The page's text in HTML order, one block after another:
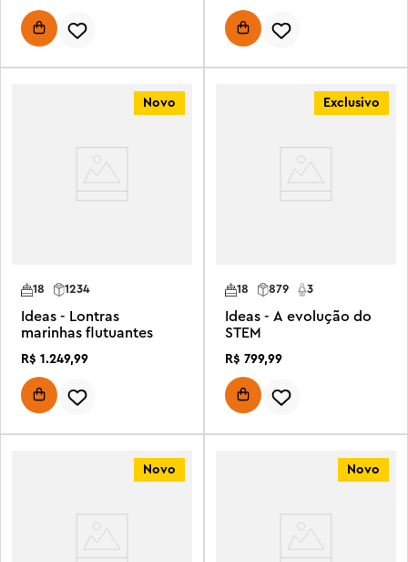
Novo
1234
18
Ideas - Lontras
marinhas flutuantes
R$ 1 .249,99
Exclusivo
879
18 3
Ideas - A evolução do
STEM
R$ 799,99
Novo Novo